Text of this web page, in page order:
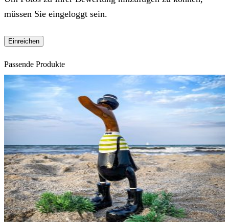
müssen Sie eingeloggt sein.
Passende Produkte